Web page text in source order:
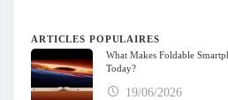
ARTICLES POPULAIRES
What Makes Foldable
Today?
19/06/2026